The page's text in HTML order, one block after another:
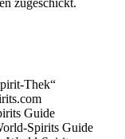
Thek“
Guide
Spirits Guide